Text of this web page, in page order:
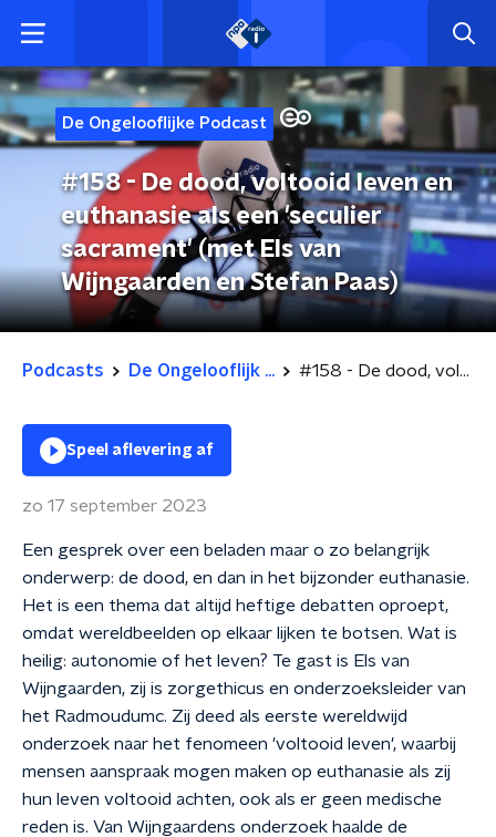
De Ongelooflijke Podcast
#158 - De dood, voltooid leven en
euthanasie als een 'seculier
sacrament' (met Els van
Wijngaarden en Stefan Paas)
Podcasts De Ongelooflijk ... #158 - De dood, voltooid leven en euthanasie als een 'seculier sacrament' (met Els van Wijngaarden en Stefan Paas)
Speel aflevering af
zo 17 september 2023
Een gesprek over een beladen maar o zo belangrijk
onderwerp: de dood, en dan in het bijzonder euthanasie.
Het is een thema dat altijd heftige debatten oproept,
omdat wereldbeelden op elkaar lijken te botsen. Wat is
heilig: autonomie of het leven? Te gast is Els van
Wijngaarden, zij is zorgethicus en onderzoeksleider van
het Radmoudumc. Zij deed als eerste wereldwijd
onderzoek naar het fenomeen 'voltooid leven', waarbij
mensen aanspraak mogen maken op euthanasie als zij
hun leven voltooid achten, ook als er geen medische
reden is. Van Wijngaardens onderzoek haalde de